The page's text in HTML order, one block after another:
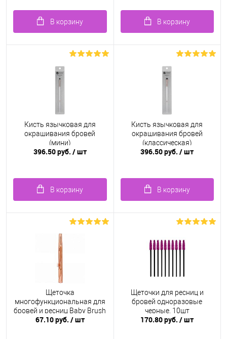
В корзину В корзину
Кисть язычковая для
окрашивания бровей
(мини)
396.50 руб. / шт
В корзину
Кисть язычковая для
окрашивания бровей
(классическая)
396.50 руб./ шт
В корзину
Щеточка
многофункциональная для
бровей и ресниц Baby Brush
1.2 мм, коричневая
67.10 руб. / шт
Щеточки для ресниц и
бровей одноразовые
черные, 10шт
170.80 руб./ шт